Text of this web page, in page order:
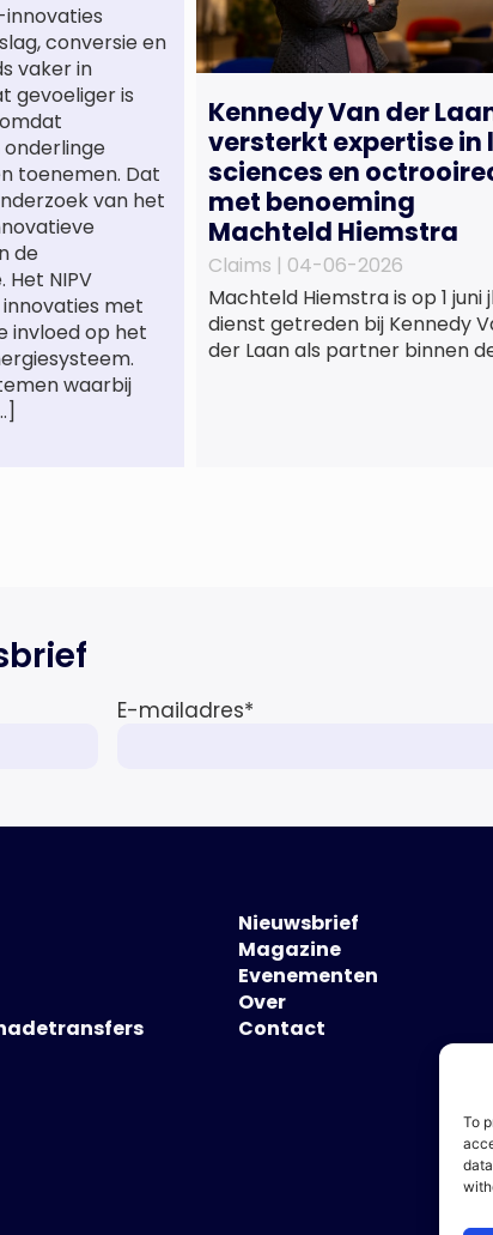
To
innovaties
conversie en
vaker in
gevoeliger is
toenemen. Dat
van het
de
NIPV
met
invloed op het
waarbij
Kennedy Van der
versterkt expertise in
sciences en
met benoeming
Machteld Hiemstra
Claims | 04-06-2026
Machteld Hiemstra is op 1 juni
dienst getreden bij Kennedy
der Laan als partner binnen
E-mailadres*
Nieuwsbrief
Magazine
Evenementen
Over
Contact